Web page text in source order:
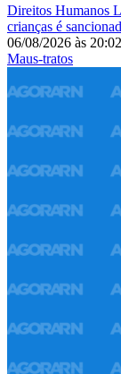
Direitos Humanos
crianças é
06/08/2026 às 20:02
Maus-tratos